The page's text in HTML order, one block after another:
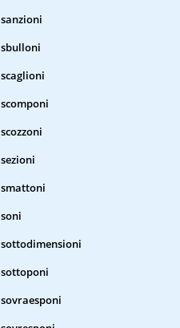
sanzioni
sbulloni
scaglioni
scomponi
scozzoni
sezioni
smattoni
soni
sottodimensioni
sottoponi
sovraesponi